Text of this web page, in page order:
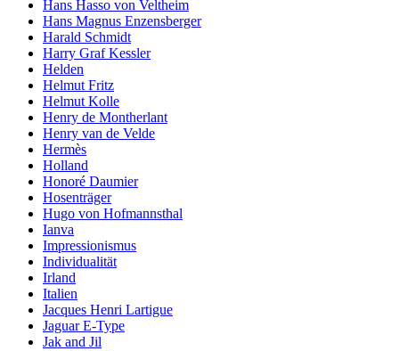
Hans Hasso von Veltheim
Hans Magnus Enzensberger
Harald Schmidt
Harry Graf Kessler
Helden
Helmut Fritz
Helmut Kolle
Henry de Montherlant
Henry van de Velde
Hermès
Holland
Honoré Daumier
Hosenträger
Hugo von Hofmannsthal
Ianva
Impressionismus
Individualität
Irland
Italien
Jacques Henri Lartigue
Jaguar E-Type
Jak and Jil